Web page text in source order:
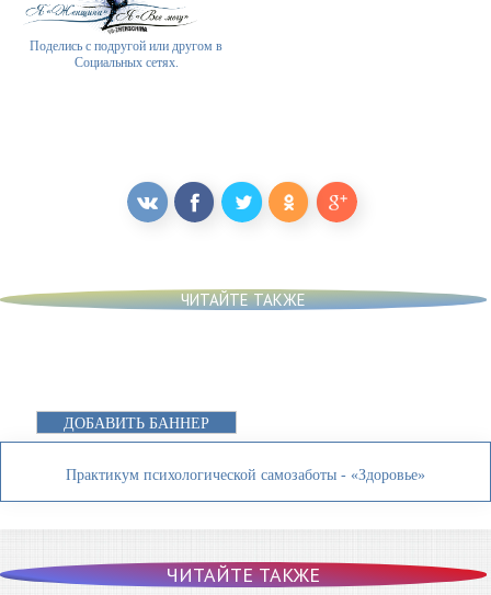
Поделись с подругой или другом в
Социальных сетях.
ЧИТАЙТЕ ТАКЖЕ
ДОБАВИТЬ БАННЕР
Практикум психологической самозаботы - «Здоровье»
ЧИТАЙТЕ ТАКЖЕ